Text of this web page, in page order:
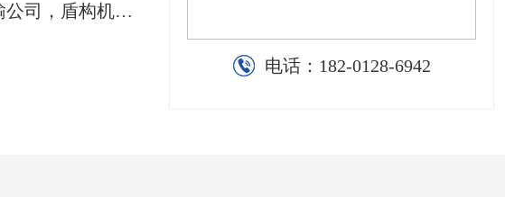
盾构机运输服务
电话： 182-0128-6942